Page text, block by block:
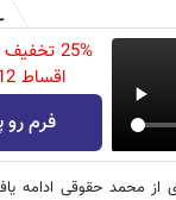
25%
اقساط 12 ماهه ✅
فرم رو
از محمد حقوقی ادامه